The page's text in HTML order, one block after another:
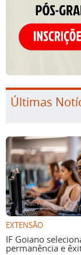
Últimas
EXTENSÃO
IF Goiano
permanência e